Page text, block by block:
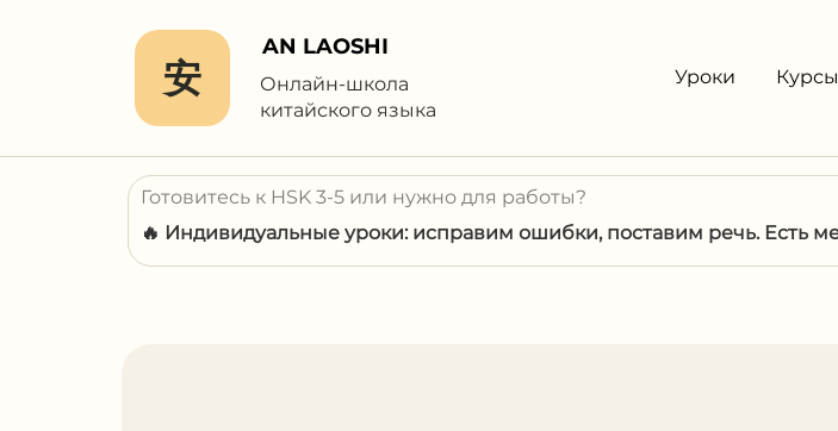
安
AN LAOSHI
Онлайн-школа
китайского языка
Уроки Курсы
Готовитесь к HSK 3-5 или нужно для работы?
🔥 Индивидуальные уроки: исправим ошибки, поставим речь. Есть